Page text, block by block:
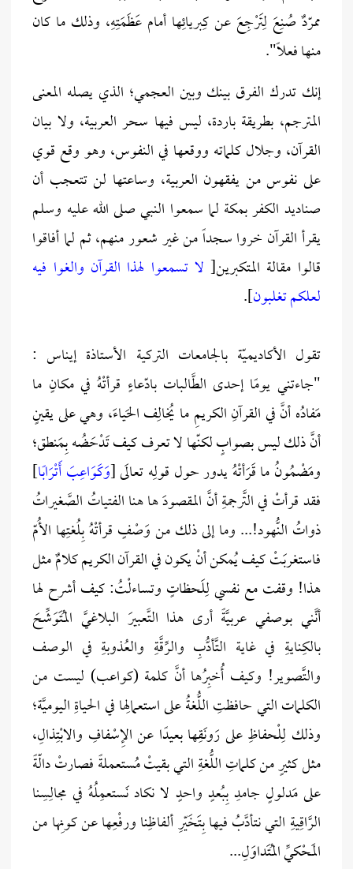
ممرّدٌ صُنِعَ لِتَرْجِعَ عن كِبريائِها أمام عَظَمَتِهِ، وذلك ما كان
منها فعلًا".
إنك تدرك الفرق بينك وبين العجمي؛ الذي يصله المعنى
المترجم، بطريقة باردة، ليس فيها سحر العربية، ولا بيان
القرآن، وجلال كلماته ووقعها في النفوس، وهو وقع قوي
على نفوس من يفقهون العربية، وساعتها لن تتعجب أن
صناديد الكفر بمكة لما سمعوا النبي صلى الله عليه وسلم
يقرأ القرآن خروا سجداً من غير شعور منهم، ثم لما أفاقوا
قالوا مقالة المتكبرين[ لا تسمعوا لهذا القرآن والغوا فيه
لعلكم تغلبون].
تقول الأكاديميّة بالجامعات التركية الأستاذة إيناس :
"جاءتني يومًا إحدى الطَّالبات بادّعاءٍ قرأتْهُ في مكانٍ ما
مَفادُه أنَّ في القرآنِ الكريمِ ما يُخالِف الحَياءَ، وهي على يقينٍ
أنَّ ذلك ليس بصوابٍ لكنّها لا تعرف كيف تَدْحَضُه بِمَنطق؛
ومَضْمُونُ ما قَرَأتْهُ يدور حول قولِه تعالَى [وَكَوَاعِبَ أَتْرَابًا]
فقد قرأتْ في التَّرجمةِ أنَّ المقصودَ ها هنا الفتياتُ الصَّغيراتُ
ذواتُ النُّهود!... وما إلى ذلك من وَصْفٍ قرأتْهُ بِلُغتِها الأُمّ
فاستغربَتْ كيف يُمكن أنْ يكون في القرآن الكريم كلامٌ مثل
هذا! وقفت مع نفسي لِلَحظاتٍ وتساءلْتُ: كيف أشرح لها
أنَّني بوصفي عربيَّةً أرى هذا التَّعبيرَ البلاغيَّ المُتَوَشِّحَ
بالكِنايةِ في غاية التَّأدُّبِ والرِّقَّةِ والعُذوبةِ في الوصف
والتَّصوير! وكيف أُخبِرُها أنَّ كلمة (كواعب) ليست من
الكلمات التي حافظتِ اللُّغةُ على استعمالِها في الحياةِ اليوميَّة؛
وذلك لِلْحفاظِ على رَونَقِها بعيدًا عن الإِسْفافِ والابْتِذالِ،
مثل كثيرٍ من كلماتِ اللُّغةِ التي بقيتْ مُستعملةً فصارتْ دالّةً
على مَدلولٍ جامدِ بِبُعدٍ واحدٍ لا نكاد نَستعمِلُهُ في مجالِسِنا
الرَّاقِيةِ التي نتأدَّبُ فيها بِتَخَيّرِ ألفاظِنا ورفْعِها عن كونِها من
المَحْكيِّ المُتَداوَلِ...